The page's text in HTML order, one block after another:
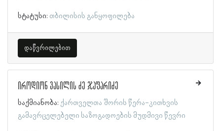
სტატუსი: თბილისის განყოფილება
დაწვრილებით
იროდიონ ვასილის ძე ჯაფარიძე
საქმიანობა: ქართველთა შორის წერა-კითხვის
გამავრცელებელი საზოგადოების მუდმივი წევრი